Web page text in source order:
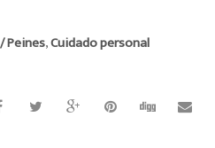
Peines,Cuidado personal